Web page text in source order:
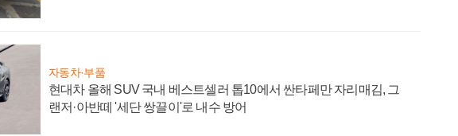
자동차·부품
현대차 올해 SUV 국내 베스트셀러 톱10에서 싼타페만 자리매김, 그
랜저·아반떼 '세단 쌍끌이'로 내수 방어